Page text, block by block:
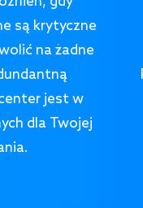
są krytyczne
na żadne
jest w
dla Twojej